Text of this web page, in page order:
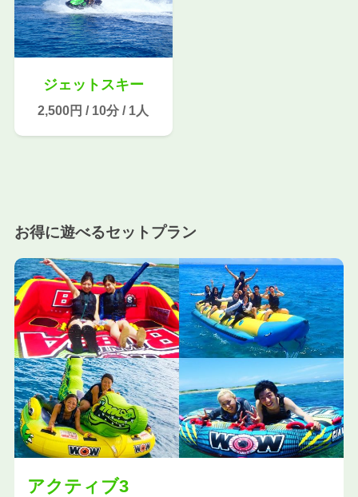
ジェットスキー
2,500円 / 10分 / 1人
お得に遊べるセットプラン
アクティブ3